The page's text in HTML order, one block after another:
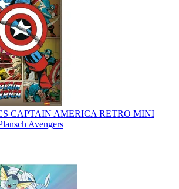
CAPTAIN AMERICA RETRO MINI
Avengers